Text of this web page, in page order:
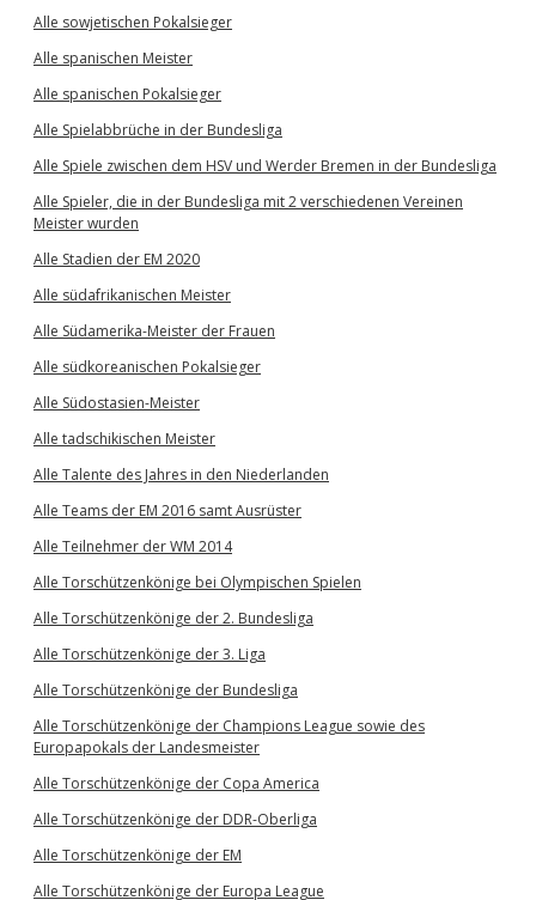
Alle sowjetischen Pokalsieger
Alle spanischen Meister
Alle spanischen Pokalsieger
Alle Spielabbrüche in der Bundesliga
Alle Spiele zwischen dem HSV und Werder Bremen in der Bundesliga
Alle Spieler, die in der Bundesliga mit 2 verschiedenen Vereinen
Meister wurden
Alle Stadien der EM 2020
Alle südafrikanischen Meister
Alle Südamerika-Meister der Frauen
Alle südkoreanischen Pokalsieger
Alle Südostasien-Meister
Alle tadschikischen Meister
Alle Talente des Jahres in den Niederlanden
Alle Teams der EM 2016 samt Ausrüster
Alle Teilnehmer der WM 2014
Alle Torschützenkönige bei Olympischen Spielen
Alle Torschützenkönige der 2. Bundesliga
Alle Torschützenkönige der 3. Liga
Alle Torschützenkönige der Bundesliga
Alle Torschützenkönige der Champions League sowie des
Europapokals der Landesmeister
Alle Torschützenkönige der Copa America
Alle Torschützenkönige der DDR-Oberliga
Alle Torschützenkönige der EM
Alle Torschützenkönige der Europa League